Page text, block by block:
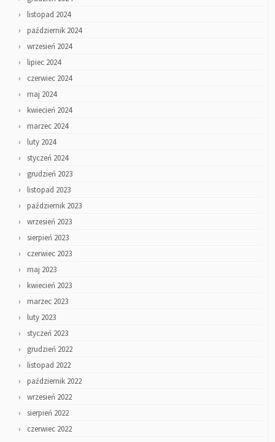
listopad 2024
październik 2024
wrzesień 2024
lipiec 2024
czerwiec 2024
maj 2024
kwiecień 2024
marzec 2024
luty 2024
styczeń 2024
grudzień 2023
listopad 2023
październik 2023
wrzesień 2023
sierpień 2023
czerwiec 2023
maj 2023
kwiecień 2023
marzec 2023
luty 2023
styczeń 2023
grudzień 2022
listopad 2022
październik 2022
wrzesień 2022
sierpień 2022
czerwiec 2022